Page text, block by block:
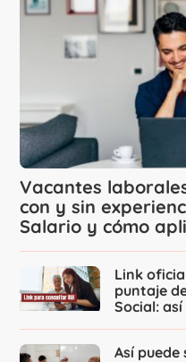
Vacantes
con y sin
Salario y cómo
Link
puntaje
Social:
Así puede